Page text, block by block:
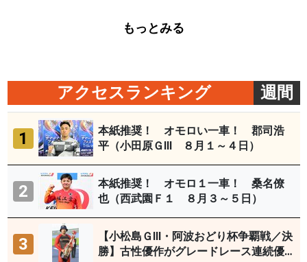
もっとみる
アクセスランキング 週間
1
本紙推奨！ オモロい一車！ 郡司浩
平（小田原ＧⅢ ８月１～４日）
2
本紙推奨！ オモロ１一車！ 桑名僚
也（西武園Ｆ１ ８月３～５日）
3
【小松島ＧⅢ・阿波おどり杯争覇戦／決
勝】古性優作がグレードレース連続優